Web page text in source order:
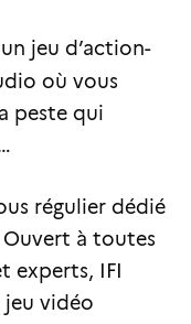
jeu d’action-
où vous
peste qui
régulier dédié
Ouvert à toutes
experts, IFI
jeu vidéo